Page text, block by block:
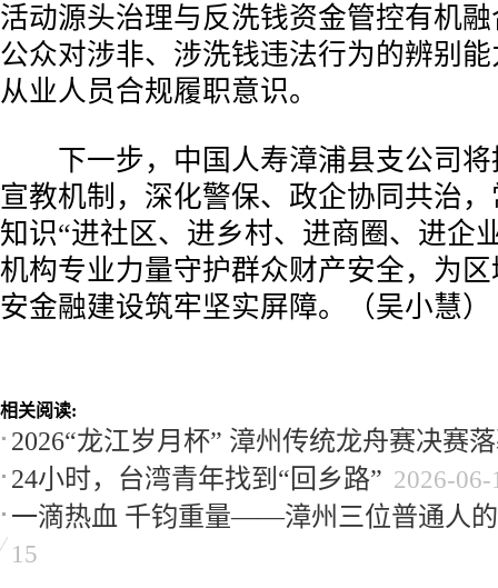
活动源头治理与反洗钱资金管控有机
公众对涉非、涉洗钱违法行为的辨别
从业人员合规履职意识。
下一步，中国人寿漳浦县支公司将
宣教机制，深化警保、政企协同共治
知识“进社区、进乡村、进商圈、进企
机构专业力量守护群众财产安全，为
安金融建设筑牢坚实屏障。（吴小慧）
相关阅读:
2026“龙江岁月杯” 漳州传统龙舟赛决赛
24小时，台湾青年找到“回乡路” 2026-06-
一滴热血 千钧重量——漳州三位普通人
15